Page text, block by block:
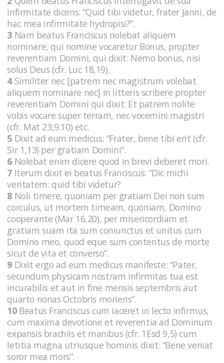
infirmitate dicens: “Quid tibi videtur, frater Janni, de
hac mea infirmitate hydropisi?”.
3 Nam beatus Franciscus nolebat aliquem
nominare, qui nomine vocaretur Bonus, propter
reverentiam Domini, qui dixit: Nemo bonus, nisi
solus Deus (cfr. Luc 18,19).
4Similiter nec [patrem nec magistrum volebat
aliquem nominare nec] in litteris scribere propter
reverentiam Domini qui dixit: Et patrem nolite
vobis vocare super terram, nec vocemini magistri
(cfr. Mat 23,9.10) etc.
5 Dixit ad eum medicus: “Frater, bene tibi erit (cfr.
Sir 1,13) per gratiam Domini”.
6 Nolebat enim dicere quod in brevi deberet mori.
7 Iterum dixit ei beatus Franciscus: “Dic michi
veritatem: quid tibi videtur?
8 Noli timere, quoniam per gratiam Dei non sum
corculus, ut mortem timeam, quoniam, Domino
cooperante (Mar 16,20), per misericordiam et
gratiam suam ita sum coniunctus et unitus cum
Domino meo, quod eque sum contentus de morte
sicut de vita et converso”.
9 Dixit ergo ad eum medicus manifeste: “Pater,
secundum physicam nostram infirmitas tua est
incurabilis et aut in fine mensis septembris aut
quarto nonas Octobris morieris”.
10Beatus Franciscus cum iaceret in lecto infirmus,
cum maxima devotione et reverentia ad Dominum
expansis brachiis et manibus (cfr. 1Esd 9,5) cum
letitia magna utriusque hominis dixit: “Bene veniat
soror mea mors”.